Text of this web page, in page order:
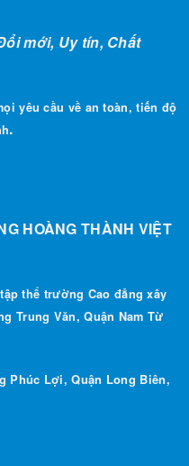
.
HOÀNG THÀNH VIỆT
Trung Văn, Quận Nam Từ